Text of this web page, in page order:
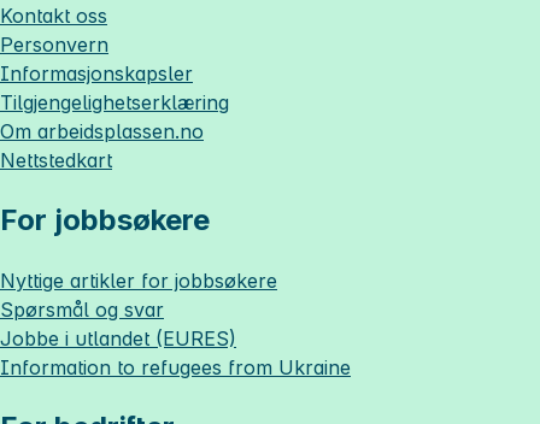
Kontakt oss
Personvern
Informasjonskapsler
Tilgjengelighetserklæring
Om arbeidsplassen.no
Nettstedkart
For jobbsøkere
Nyttige artikler for jobbsøkere
Spørsmål og svar
Jobbe i utlandet (EURES)
Information to refugees from Ukraine